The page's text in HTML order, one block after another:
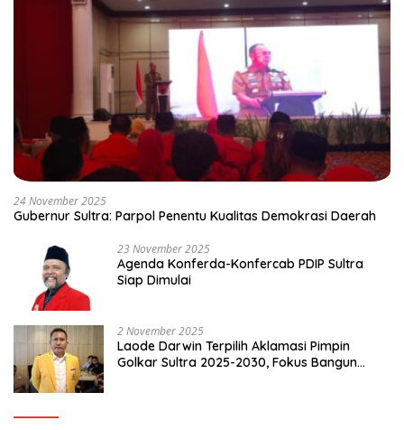
24 November 2025
Gubernur Sultra: Parpol Penentu Kualitas Demokrasi Daerah
23 November 2025
Agenda Konferda-Konfercab PDIP Sultra
Siap Dimulai
2 November 2025
Laode Darwin Terpilih Aklamasi Pimpin
Golkar Sultra 2025-2030, Fokus Bangun